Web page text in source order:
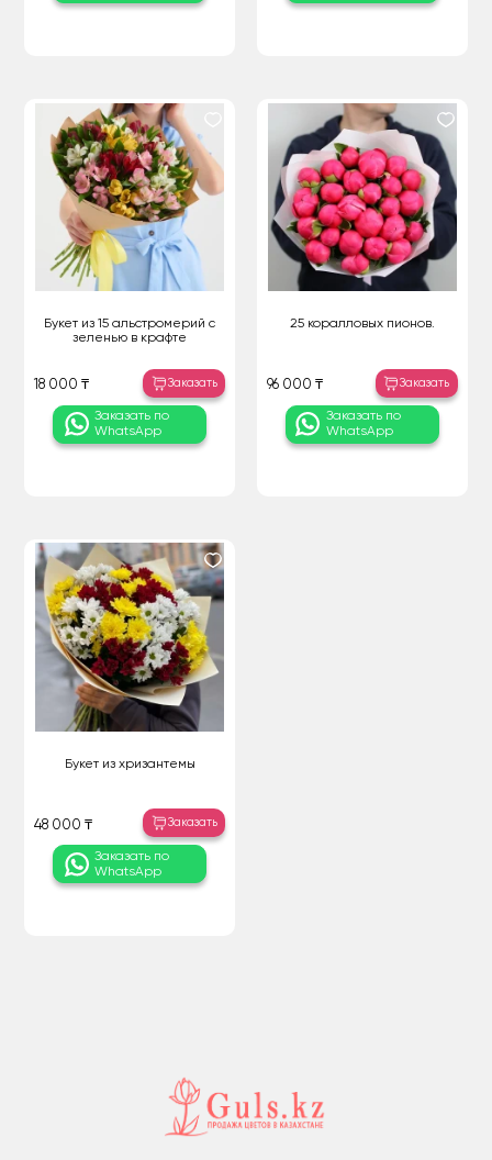
Букет из 15 альстромерий с
зеленью в крафте
18 000 ₸ Заказать
Заказать по
WhatsApp
25 коралловых пионов.
96 000 ₸ Заказать
Заказать по
WhatsApp
Букет из хризантемы
48 000 ₸ Заказать
Заказать по
WhatsApp